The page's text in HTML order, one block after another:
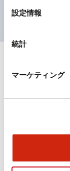
設定情報
統計
マーケティング
現がより明確
ドキュメン